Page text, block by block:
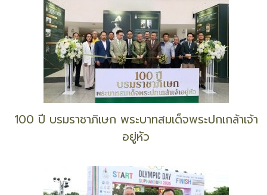
100 ปี บรมราชาภิเษก พระบาทสมเด็จพระปกเกล้าเจ้า
อยู่หัว